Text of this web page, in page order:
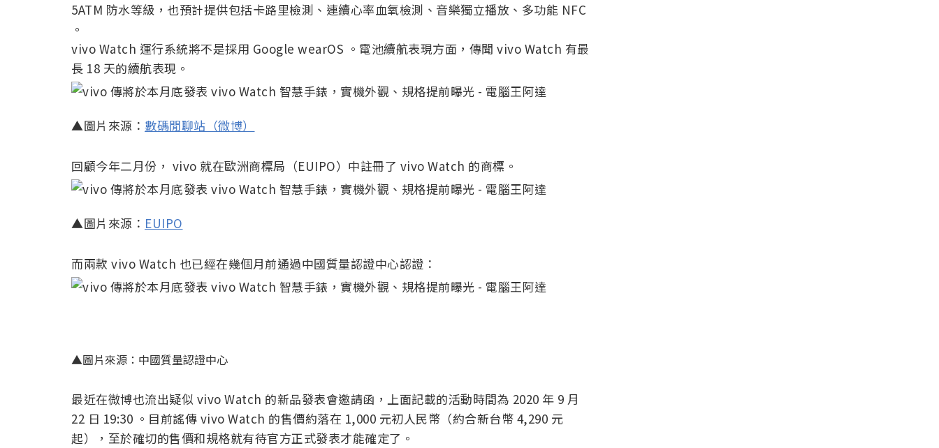
5ATM 防水等級，也預計提供包括卡路里檢測、連續心率血氧檢測、音樂獨立播放、多功能 NFC
。
vivo Watch 運行系統將不是採用 Google wearOS 。電池續航表現方面，傳聞 vivo Watch 有最
長 18 天的續航表現。
▲圖片來源： 數碼閒聊站（微博）
回顧今年二月份， vivo 就在歐洲商標局（EUIPO）中註冊了 vivo Watch 的商標。
▲圖片來源： EUIPO
而兩款 vivo Watch 也已經在幾個月前通過中國質量認證中心認證：
▲圖片來源：中國質量認證中心
最近在微博也流出疑似 vivo Watch 的新品發表會邀請函，上面記載的活動時間為 2020 年 9 月
22 日 19:30 。目前謠傳 vivo Watch 的售價約落在 1,000 元初人民幣（約合新台幣 4,290 元
起），至於確切的售價和規格就有待官方正式發表才能確定了。